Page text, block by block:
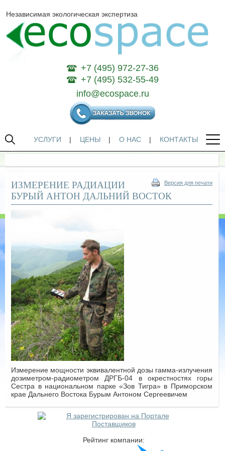
Независимая экологическая экспертиза
+7 (495) 972-27-36
+7 (495) 532-55-49
info@ecospace.ru
УСЛУГИ | ЦЕНЫ | О НАС | КОНТАКТЫ
Версия для печати
ИЗМЕРЕНИЕ РАДИАЦИИ
БУРЫЙ АНТОН ДАЛЬНИЙ ВОСТОК
Измерение мощности эквивалентной дозы гамма-излучения
дозиметром-радиометром ДРГБ-04 в окрестностях горы
Сестра в национальном парке «Зов Тигра» в Приморском
крае Дальнего Востока Бурым Антоном Сергеевичем
Рейтинг компании: